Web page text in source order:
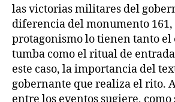
las victorias militares del
diferencia del monumento
protagonismo lo tienen tanto el
tumba como el ritual de
este caso, la importancia del
gobernante que realiza el rito.
entre los eventos sugiere, como